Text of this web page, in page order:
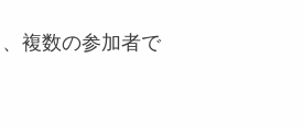
複数の参加者で